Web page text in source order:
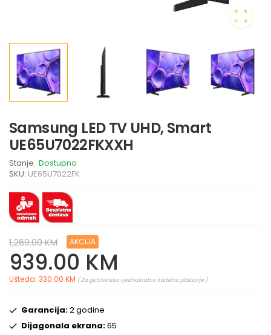
Samsung LED TV UHD, Smart
UE65U7022FKXXH
Stanje: Dostupno
SKU: UE65U7022FK
1,269.00 KM AKCIJA
939.00 KM
Ušteda: 330.00 KM ( Za gotovinsko i jednokratno kartično plaćanje )
Garancija:2 godine
Dijagonala ekrana:65